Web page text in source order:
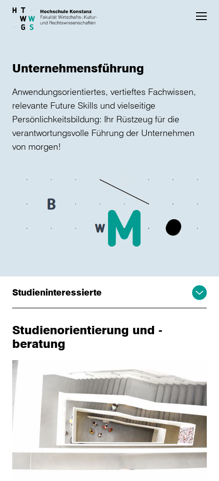
Skip to main content
Unternehmensführung
Anwendungsorientiertes, vertieftes Fachwissen,
relevante Future Skills und vielseitige
Persönlichkeitsbildung: Ihr Rüstzeug für die
verantwortungsvolle Führung der Unternehmen
von morgen!
Studieninteressierte
Studienorientierung und -
beratung